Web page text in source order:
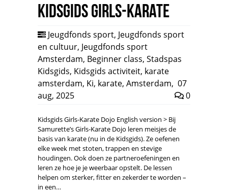
Kidsgids Girls-Karate
Jeugdfonds sport, Jeugdfonds sport
en cultuur, Jeugdfonds sport
Amsterdam, Beginner class, Stadspas
Kidsgids, Kidsgids activiteit, karate
amsterdam, Ki, karate, Amsterdam, 07
aug, 2025
0
Kidsgids Girls-Karate Dojo English version > Bij
Samurette’s Girls-Karate Dojo leren meisjes de
basis van karate (nu in de Kidsgids). Ze oefenen
elke week met stoten, trappen en stevige
houdingen. Ook doen ze partneroefeningen en
leren ze hoe je je weerbaar opstelt. De lessen
helpen om sterker, fitter en zekerder te worden –
in een…